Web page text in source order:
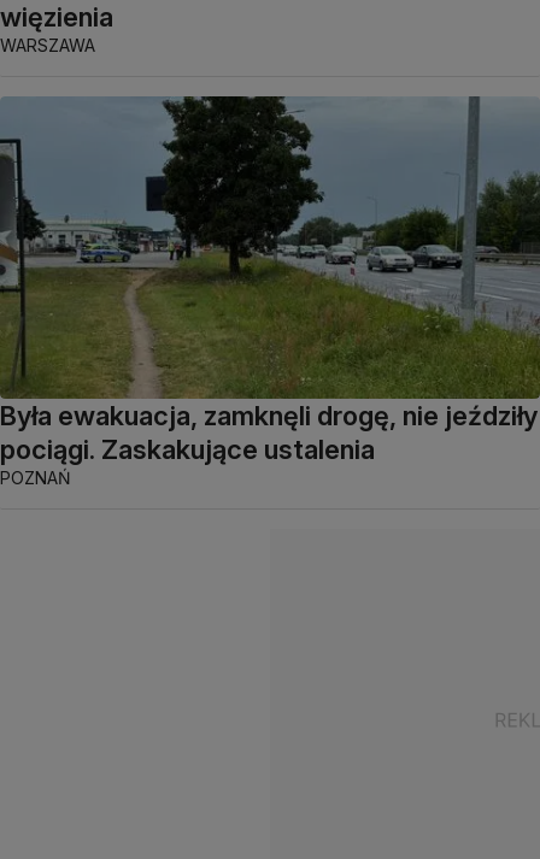
więzienia
WARSZAWA
Była ewakuacja, zamknęli drogę, nie jeździły
pociągi. Zaskakujące ustalenia
POZNAŃ